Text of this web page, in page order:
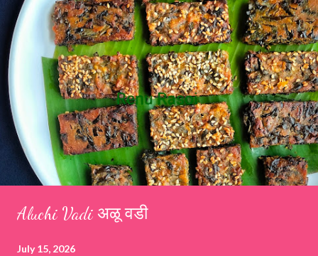
Aluchi Vadi अळू वडी
July 15, 2026